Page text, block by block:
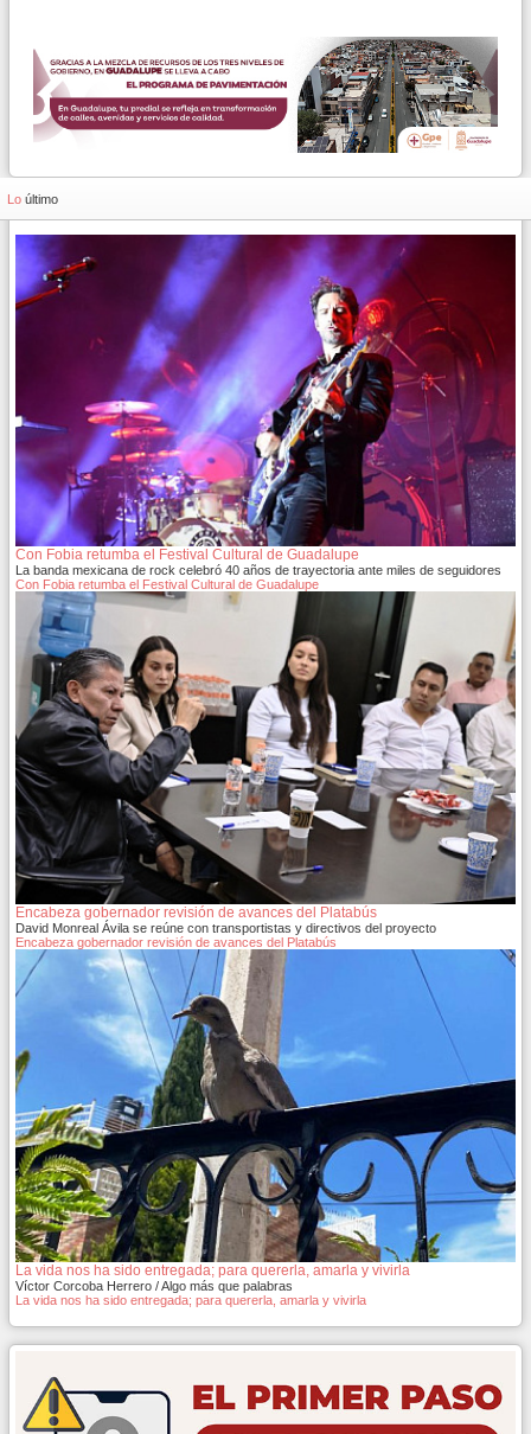
Lo último
Con Fobia retumba el Festival Cultural de Guadalupe
La banda mexicana de rock celebró 40 años de trayectoria ante miles de seguidores
Con Fobia retumba el Festival Cultural de Guadalupe
Encabeza gobernador revisión de avances del Platabús
David Monreal Ávila se reúne con transportistas y directivos del proyecto
Encabeza gobernador revisión de avances del Platabús
La vida nos ha sido entregada; para quererla, amarla y vivirla
Víctor Corcoba Herrero / Algo más que palabras
La vida nos ha sido entregada; para quererla, amarla y vivirla